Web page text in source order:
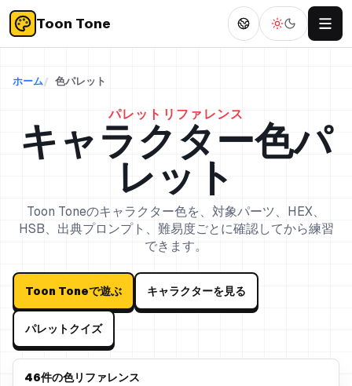
Toon Tone
ホーム 色パレット
パレットリファレンス
キャラクター色パ
レット
Toon Toneのキャラクター色を、対象パーツ、HEX、
HSB、出典プロンプト、難易度ごとに確認してから練習
できます。
Toon Toneで遊ぶ キャラクターを見る
パレットクイズ
46件の色リファレンス